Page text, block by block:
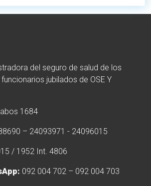
del seguro de salud de los
jubilados de OSE Y
1684
– 24093971 - 24096015
/ 1952 Int. 4806
092 004 702 – 092 004 703